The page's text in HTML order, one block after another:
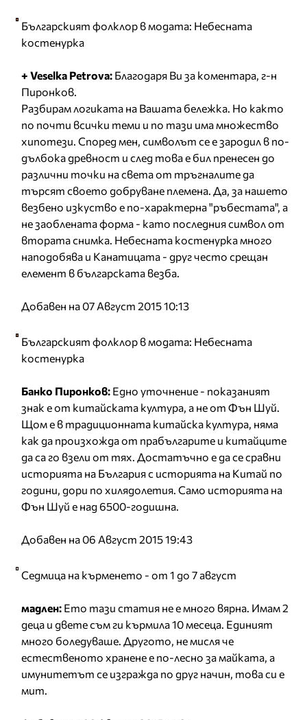
Българският фолклор в модата: Небесната
костенурка
+ Veselka Petrova: Благодаря Ви за коментара, г-н
Пиронков.
Разбирам логиката на Вашата бележка. Но както
по почти всички теми и по тази има множество
хипотези. Според мен, символът се е зародил в по-
дълбока древност и след това е бил пренесен до
различни точки на света от тръгналите да
търсят своето добруване племена. Да, за нашето
везбено изкуство е по-характерна "ръбестата", а
не заоблената форма - като последния символ от
втората снимка. Небесната костенурка много
наподобява и Канатицата - друг често срещан
елемент в българската везба.
Добавен на 07 Август 2015 10:13
Българският фолклор в модата: Небесната
костенурка
Банко Пиронков: Едно уточнение - показаният
знак е от китайската култура, а не от Фън Шуй.
Щом е в традиционната китайска култура, няма
как да произхожда от прабългарите и китайците
да са го взели от тях. Достатъчно е да се сравни
историята на България с историята на Китай по
години, дори по хилядолетия. Само историята на
Фън Шуй е над 6500-годишна.
Добавен на 06 Август 2015 19:43
Седмица на кърменето - от 1 до 7 август
мадлен: Ето тази статия не е много вярна. Имам 2
деца и двете съм ги кърмила 10 месеца. Единият
много боледуваше. Другото, не мисля че
естественото хранене е по-лесно за майката, а
имунитетът се изгражда по друг начин, това си е
мит.